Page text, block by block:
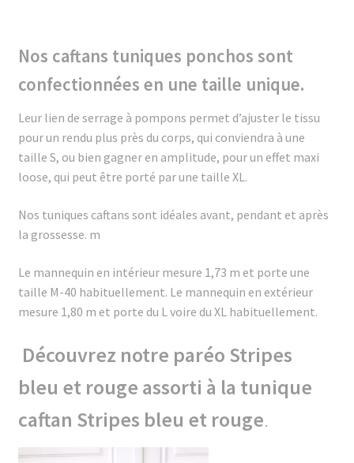
Nos caftans tuniques ponchos sont
confectionnées en une taille unique.
Leur lien de serrage à pompons permet d’ajuster le tissu
pour un rendu plus près du corps, qui conviendra à une
taille S, ou bien gagner en amplitude, pour un effet maxi
loose, qui peut être porté par une taille XL.
Nos tuniques caftans sont idéales avant, pendant et après
la grossesse. m
Le mannequin en intérieur mesure 1,73 m et porte une
taille M-40 habituellement. Le mannequin en extérieur
mesure 1,80 m et porte du L voire du XL habituellement.
Découvrez notre paréo Stripes
bleu et rouge assorti à la tunique
caftan Stripes bleu et rouge.